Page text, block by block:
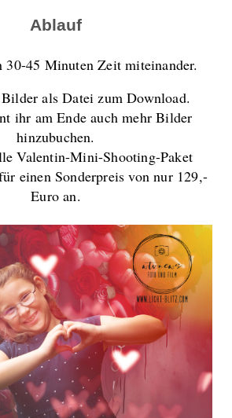
Ablauf
30-45 Minuten Zeit miteinander.
als Datei zum Download.
ihr am Ende auch mehr Bilder
hinzubuchen.
Valentin-Mini-Shooting-Paket
einen Sonderpreis von nur 129,-
Euro an.